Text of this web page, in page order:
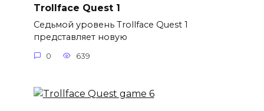
Trollface Quest 1
Седьмой уровень Trollface Quest 1
представляет новую
0 639